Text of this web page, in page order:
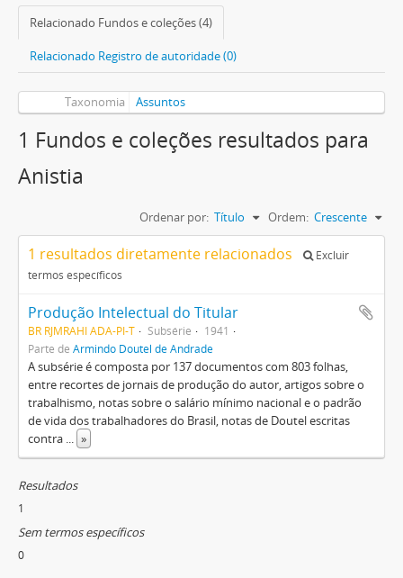
Relacionado Fundos e coleções (4)
Relacionado Registro de autoridade (0)
Taxonomia Assuntos
1 Fundos e coleções resultados para
Anistia
Ordenar por: Título Ordem: Crescente
1 resultados diretamente relacionados
Excluir
termos específicos
Produção Intelectual do Titular
BR RJMRAHI ADA-PI-T Subsérie
1941
Parte de Armindo Doutel de Andrade
A subsérie é composta por 137 documentos com 803 folhas,
entre recortes de jornais de produção do autor, artigos sobre o
trabalhismo, notas sobre o salário mínimo nacional e o padrão
de vida dos trabalhadores do Brasil, notas de Doutel escritas
contra ... »
Resultados
1
Sem termos específicos
0